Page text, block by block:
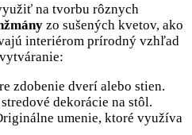
na tvorbu rôznych
zo sušených kvetov, ako
interiérom prírodný vzhľad
zdobenie dverí alebo stien.
dekorácie na stôl.
umenie, ktoré využíva